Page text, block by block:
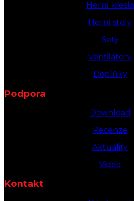
Herní křesla
Herní stoly
Sety
Ventilátory
Doplňky
Podpora
Download
Recenze
Aktuality
Videa
Kontakt